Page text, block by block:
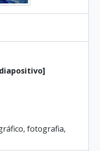
[diapositivo]
fotografia,